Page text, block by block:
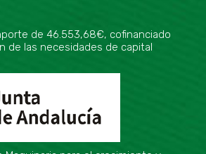
de 46.553,68€, cofinanciado
de las necesidades de capital